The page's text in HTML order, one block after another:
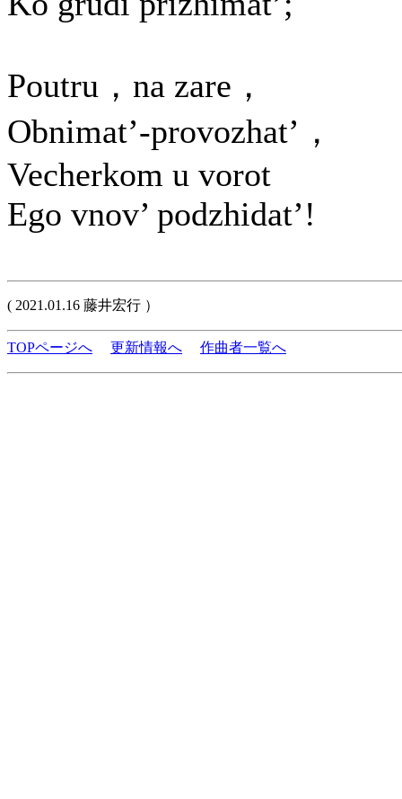
Poutru，na zare，
Obnimat’-provozhat’，
Vecherkom u vorot
Ego vnov’ podzhidat’!
( 2021.01.16 藤井宏行 ）
TOPページへ 更新情報へ 作曲者一覧へ